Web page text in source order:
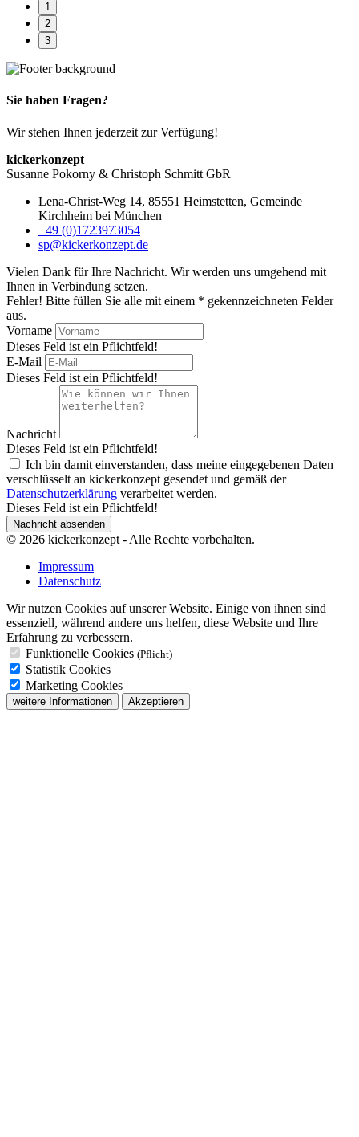
1
2
3
Sie haben Fragen?
Wir stehen Ihnen jederzeit zur Verfügung!
kickerkonzept
Susanne Pokorny & Christoph Schmitt GbR
Lena-Christ-Weg 14, 85551 Heimstetten, Gemeinde
Kirchheim bei München
+49 (0)1723973054
sp@kickerkonzept.de
Vielen Dank für Ihre Nachricht. Wir werden uns umgehend mit
Ihnen in Verbindung setzen.
Fehler! Bitte füllen Sie alle mit einem * gekennzeichneten Felder
aus.
Vorname
Dieses Feld ist ein Pflichtfeld!
E-Mail
Dieses Feld ist ein Pflichtfeld!
Nachricht
Dieses Feld ist ein Pflichtfeld!
Ich bin damit einverstanden, dass meine eingegebenen Daten
verschlüsselt an kickerkonzept gesendet und gemäß der
Datenschutzerklärung verarbeitet werden.
Dieses Feld ist ein Pflichtfeld!
Nachricht absenden
© 2026 kickerkonzept - Alle Rechte vorbehalten.
Impressum
Datenschutz
Wir nutzen Cookies auf unserer Website. Einige von ihnen sind
essenziell, während andere uns helfen, diese Website und Ihre
Erfahrung zu verbessern.
Funktionelle Cookies (Pflicht)
Statistik Cookies
Marketing Cookies
weitere Informationen Akzeptieren